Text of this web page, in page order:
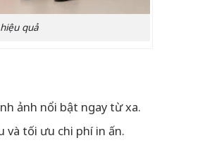
quả
ảnh nổi bật ngay từ xa.
và tối ưu chi phí in ấn.